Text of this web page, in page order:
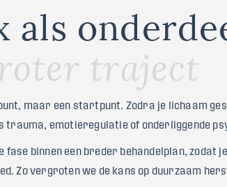
als onderde
oter traject
maar een startpunt. Zodra je lichaam
trauma, emotieregulatie of onderliggende
fase binnen een breder behandelplan,
Zo vergroten we de kans op duurzaam